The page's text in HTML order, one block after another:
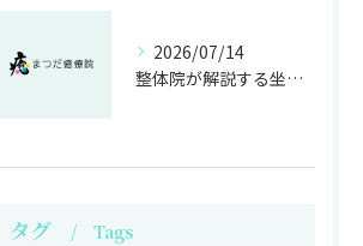
2026/07/14
整体院が解説する坐骨神経痛の原因と痛み軽減法
タグ Tags